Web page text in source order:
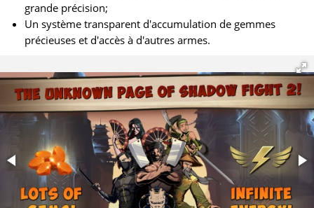
grande précision;
Un système transparent d'accumulation de gemmes
précieuses et d'accès à d'autres armes.